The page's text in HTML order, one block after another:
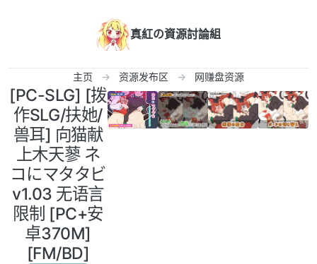
真紅の資源討論組
主页 资源发布区 网赚盘资源
[PC-SLG] [拨
作SLG/扶她/
兽耳] 向猫献
上木天蓼 ネ
コにマタタビ
v1.03 无语言
限制 [PC+安
卓370M]
[FM/BD]